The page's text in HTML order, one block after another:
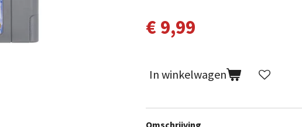
€ 9,99
In winkelwagen
Omschrijving